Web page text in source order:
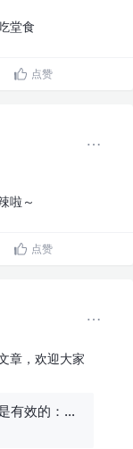
堂食
点赞
啦～
点赞
章，欢迎大家
【View】为什么我认为中医是有效的：从黑盒测试Fuzzing谈何为科学的方法